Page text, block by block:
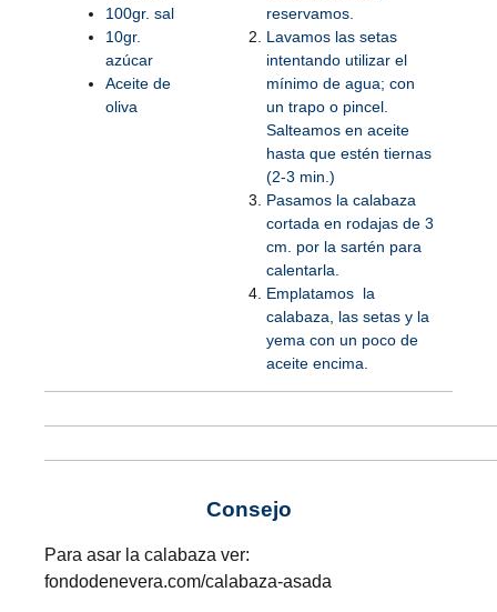
100gr. sal
10gr.
azúcar
Aceite de
oliva
reservamos.
Lavamos las setas
intentando utilizar el
mínimo de agua; con
un trapo o pincel.
Salteamos en aceite
hasta que estén tiernas
(2-3 min.)
Pasamos la calabaza
cortada en rodajas de 3
cm. por la sartén para
calentarla.
Emplatamos la
calabaza, las setas y la
yema con un poco de
aceite encima.
Consejo
Para asar la calabaza ver:
fondodenevera.com/calabaza-asada